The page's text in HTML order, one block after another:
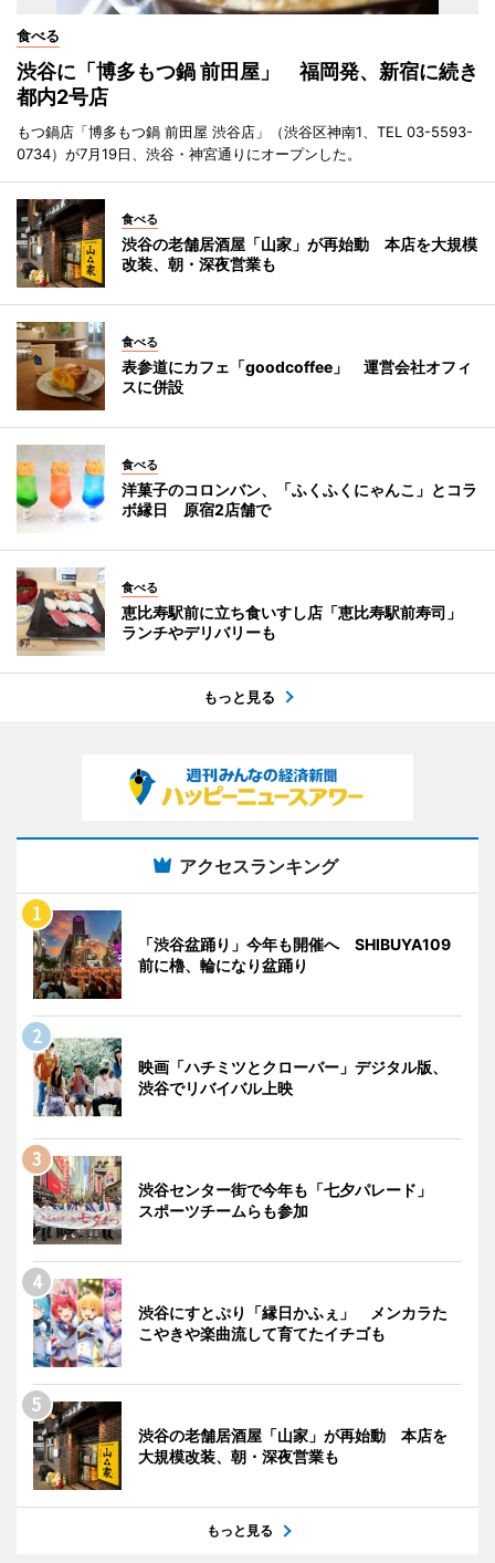
食べる
渋谷に「博多もつ鍋 前田屋」 福岡発、新宿に続き
都内2号店
もつ鍋店「博多もつ鍋 前田屋 渋谷店」（渋谷区神南1、TEL 03-5593-
0734）が7月19日、渋谷・神宮通りにオープンした。
食べる
渋谷の老舗居酒屋「山家」が再始動 本店を大規模
改装、朝・深夜営業も
食べる
表参道にカフェ「goodcoffee」 運営会社オフィ
スに併設
食べる
洋菓子のコロンバン、「ふくふくにゃんこ」とコラ
ボ縁日 原宿2店舗で
食べる
恵比寿駅前に立ち食いすし店「恵比寿駅前寿司」
ランチやデリバリーも
もっと見る
アクセスランキング
「渋谷盆踊り」今年も開催へ SHIBUYA109
前に櫓、輪になり盆踊り
映画「ハチミツとクローバー」デジタル版、
渋谷でリバイバル上映
渋谷センター街で今年も「七夕パレード」
スポーツチームらも参加
渋谷にすとぷり「縁日かふぇ」 メンカラた
こやきや楽曲流して育てたイチゴも
渋谷の老舗居酒屋「山家」が再始動 本店を
大規模改装、朝・深夜営業も
もっと見る